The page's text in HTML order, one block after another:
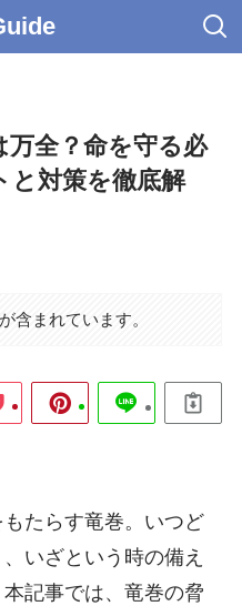
全？命を守る必
と対策を徹底解
含まれています。
たらす竜巻。いつど
いざという時の備え
記事では、竜巻の脅